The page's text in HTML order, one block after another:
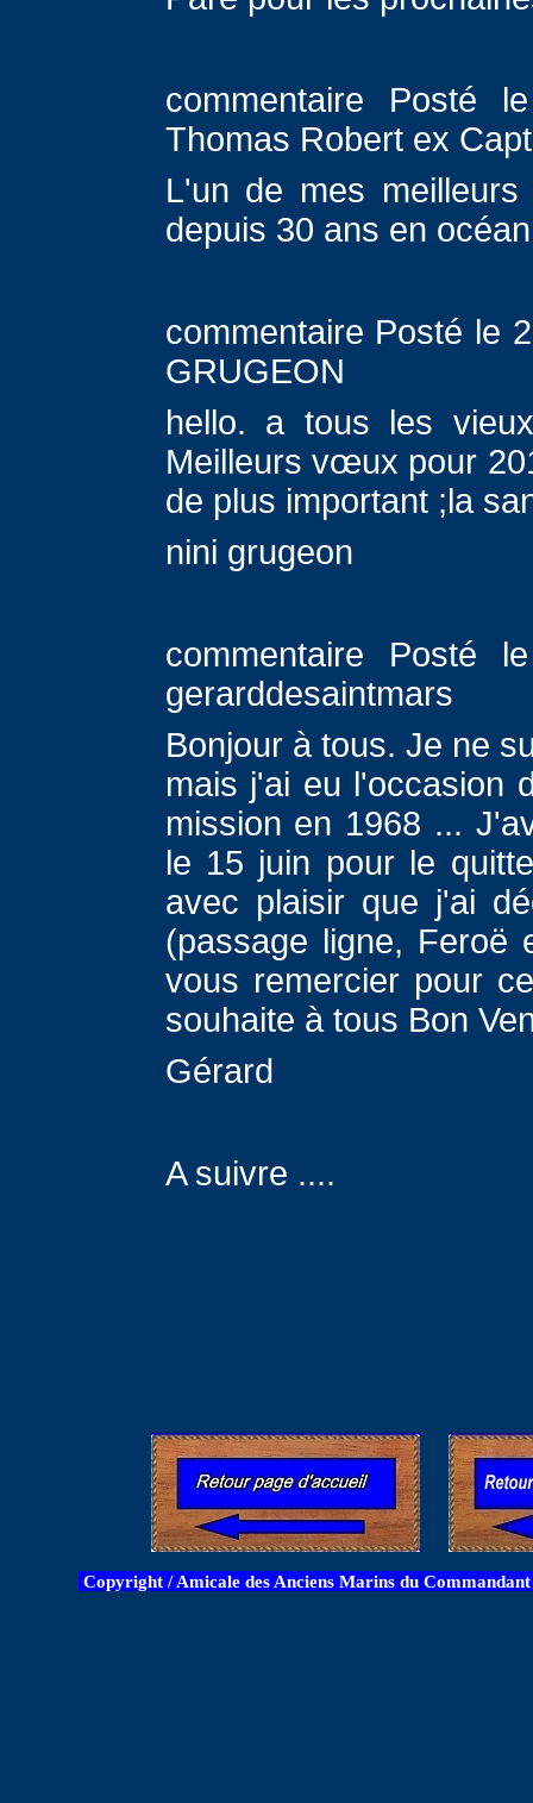
commentaire Posté
Thomas Robert ex
L'un de mes
depuis 30 ans en
commentaire Posté le
GRUGEON
hello. a tous les
Meilleurs vœux pour
de plus important ;la
nini grugeon
commentaire Posté
gerarddesaintmars
Bonjour à tous. Je ne
mais j'ai eu l'occasion
mission en 1968 ...
le 15 juin pour le
avec plaisir que j'ai
(passage ligne, Feroë
vous remercier pour
souhaite à tous Bon
Gérard
A suivre ....
Copyright / Amicale des Anciens Marins du